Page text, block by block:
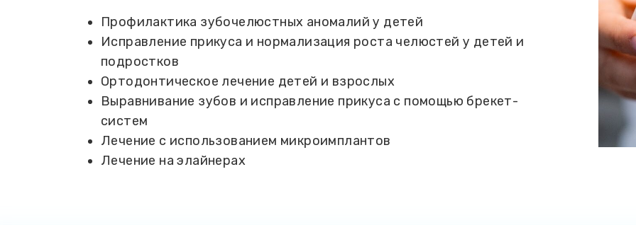
Профилактика зубочелюстных аномалий у детей
Исправление прикуса и нормализация роста челюстей у детей и
подростков
Ортодонтическое лечение детей и взрослых
Выравнивание зубов и исправление прикуса с помощью брекет-
систем
Лечение с использованием микроимплантов
Лечение на элайнерах